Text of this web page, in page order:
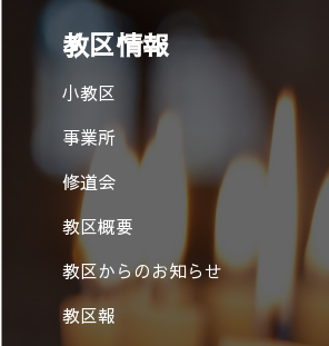
教区情報
小教区
事業所
修道会
教区概要
教区からのお知らせ
教区報